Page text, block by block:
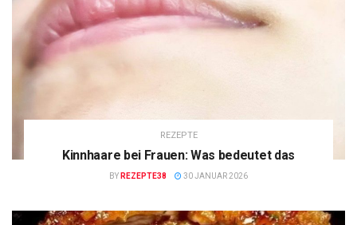
REZEPTE
Kinnhaare bei Frauen: Was bedeutet das
BY REZEPTE38 30 JANUAR 2026